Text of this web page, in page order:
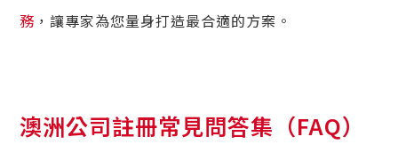
務 ，讓專家為您量身打造最合適的方案。
澳洲公司註冊常見問答集（FAQ）